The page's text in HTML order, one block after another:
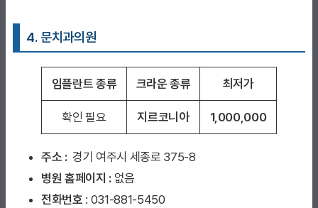
4. 문치과의원
임플란트 종류 크라운 종류 최저가
확인 필요 지르코니아 1,000,000
주소 : 경기 여주시 세종로 375-8
병원 홈페이지 : 없음
전화번호 : 031-881-5450